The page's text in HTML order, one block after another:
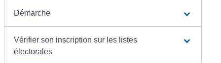
Démarche
Vérifier son inscription sur les listes
électorales